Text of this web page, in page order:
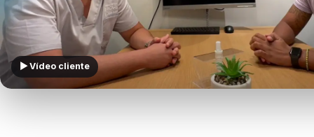
▶ Vídeo cliente